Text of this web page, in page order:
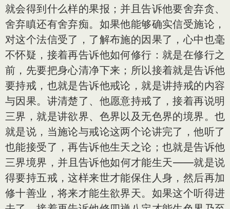
就会得到什么样的果报；并且告诉他要舍弃贪、
舍弃瞋还有舍弃痴。如果他能够确实信受施论，
对这个法信受了，了解布施的因果了，心中也毫
不怀疑，接着再告诉他如何修行：就是在修行之
前，先要把身心清净下来；所以接着就是告诉他
要持戒，也就是告诉他戒论，就是讲持戒的内容
与因果。讲清楚了、他愿意持戒了，接着再说明
三界，就是讲欲界、色界以及无色界的境界。也
就是说，当施论与戒论这两个论讲完了，他听了
也能接受了，再告诉他生天之论；也就是告诉他
三界境界，并且告诉他如何才能生天——就是说
得要持五戒，这样来世才能保住人身，然后再加
修十善业，将来才能生欲界天。如果这个听得进